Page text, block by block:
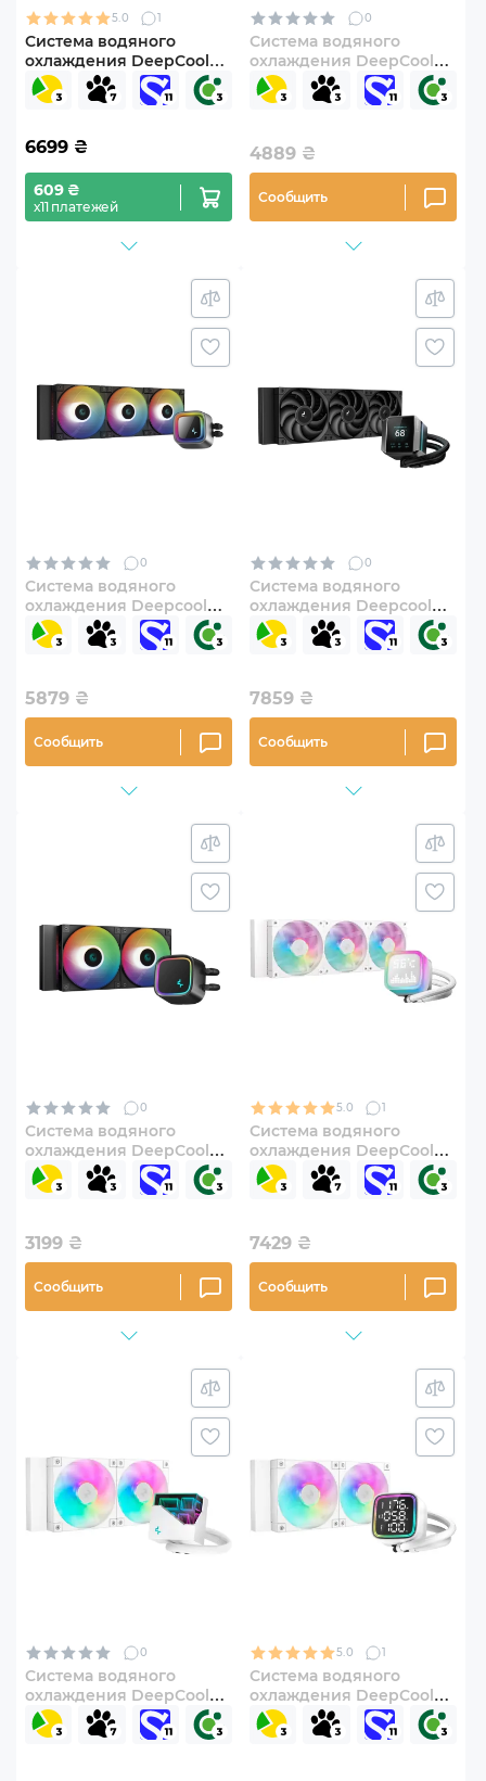
5.0 1
Система водяного
охлаждения DeepCool
LD360 White (R-LD360-
WHDMMN-G-1)
6699 ₴
609 ₴
х11 платежей
0
Система водяного
охлаждения DeepCool
LT520 WH (R-LT520-
WHAMNF-G-1)
4889 ₴
Сообщить
0
Система водяного
охлаждения Deepcool
LS720 Black (R-LS720-
BKAMNT-G-1)
5879 ₴
Сообщить
0
Система водяного
охлаждения Deepcool
MYSTIQUE 360 Black (R-
LX750-BKDSNMP-G-1)
7859 ₴
Сообщить
0
Система водяного
охлаждения DeepCool
LE500 (R-LE500-BKLNMC-
G-1)
3199 ₴
Сообщить
5.0 1
Система водяного
охлаждения DeepCool
LP360 ARGB White (R-
LP360-WHMSMC-G-1)
7429 ₴
Сообщить
0
Система водяного
охлаждения DeepCool
LT240 ARGB White (R-
LT240-WHAMNC-G-1)
5.0 1
Система водяного
охлаждения DeepCool
LD240 White (R-LD240-
WHDMMN-G-1)